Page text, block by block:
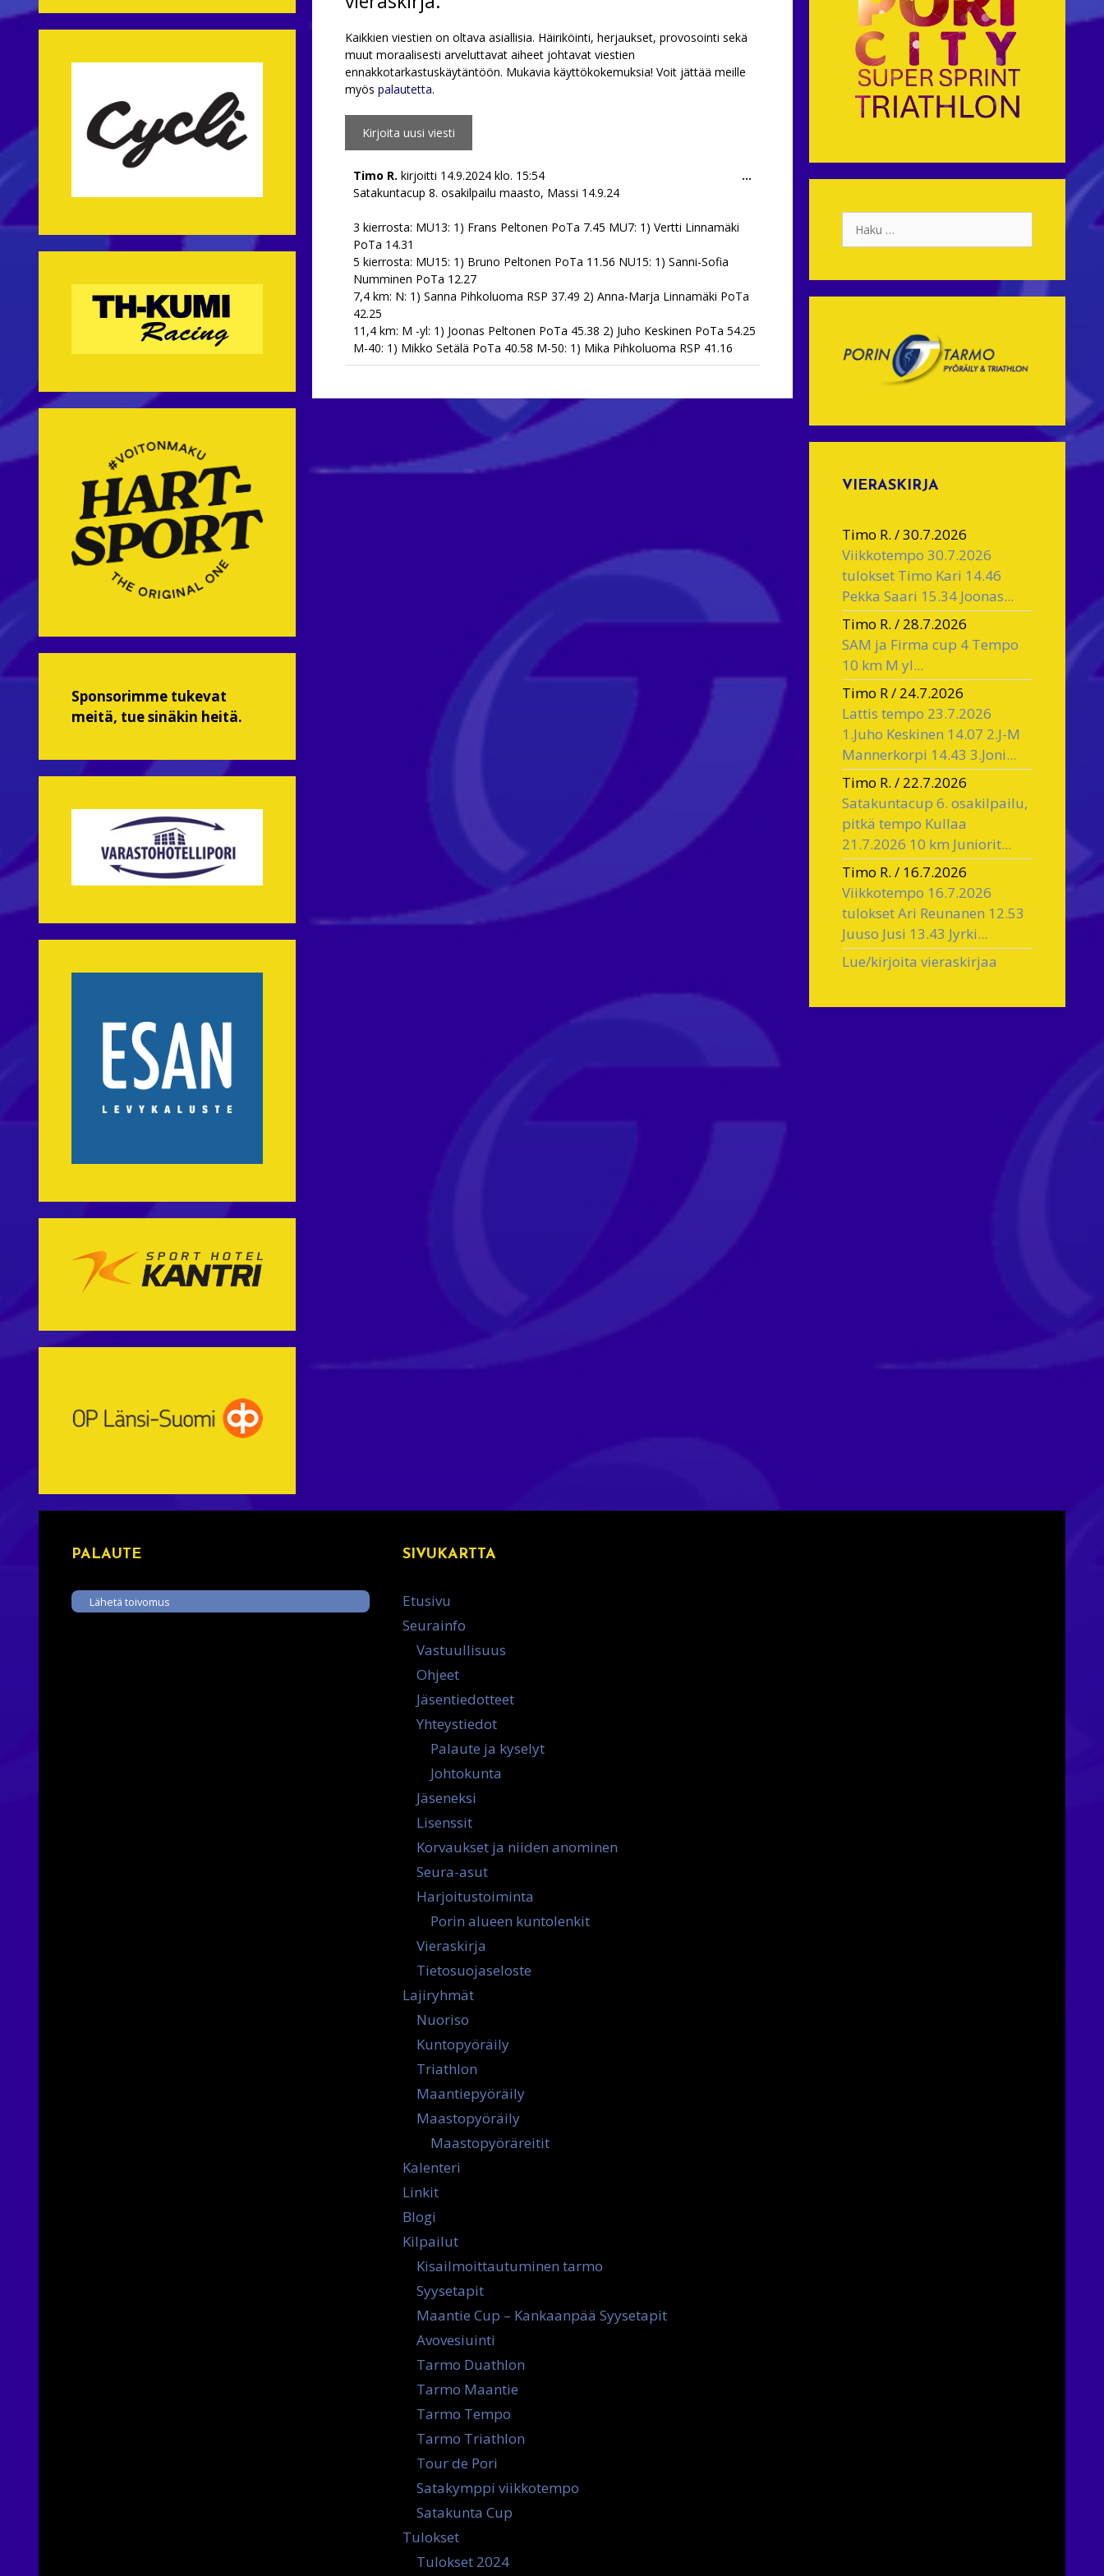
Kaikkien viestien on oltava asiallisia. Häiriköinti, herjaukset, provosointi sekä
muut moraalisesti arveluttavat aiheet johtavat viestien
ennakkotarkastuskäytäntöön. Mukavia käyttökokemuksia! Voit jättää meille
myös palautetta.
Timo R. kirjoitti 14.9.2024 klo. 15:54
Satakuntacup 8. osakilpailu maasto, Massi 14.9.24
3 kierrosta: MU13: 1) Frans Peltonen PoTa 7.45 MU7: 1) Vertti Linnamäki
PoTa 14.31
5 kierrosta: MU15: 1) Bruno Peltonen PoTa 11.56 NU15: 1) Sanni-Sofia
Numminen PoTa 12.27
7,4 km: N: 1) Sanna Pihkoluoma RSP 37.49 2) Anna-Marja Linnamäki PoTa
42.25
11,4 km: M -yl: 1) Joonas Peltonen PoTa 45.38 2) Juho Keskinen PoTa 54.25
M-40: 1) Mikko Setälä PoTa 40.58 M-50: 1) Mika Pihkoluoma RSP 41.16
...Toggle
Sponsorimme tukevat
meitä, tue sinäkin heitä.
Haku:
VIERASKIRJA
Timo R. /30.7.2026
Viikkotempo 30.7.2026
tulokset Timo Kari 14.46
Pekka Saari 15.34 Joonas...
Timo R. / 28.7.2026
SAM ja Firma cup 4 Tempo
10 km M yl...
Timo R/ 24.7.2026
Lattis tempo 23.7.2026
1.Juho Keskinen 14.07 2.J-M
Mannerkorpi 14.43 3.Joni...
Timo R. / 22.7.2026
Satakuntacup 6. osakilpailu,
pitkä tempo Kullaa
21.7.2026 10 km Juniorit...
Timo R. / 16.7.2026
Viikkotempo 16.7.2026
tulokset Ari Reunanen 12.53
Juuso Jusi 13.43 Jyrki...
Lue/kirjoita vieraskirjaa
PALAUTE
Lähetä toivomus
SIVUKARTTA
Etusivu
Seurainfo
Vastuullisuus
Ohjeet
Jäsentiedotteet
Yhteystiedot
Palaute ja kyselyt
Johtokunta
Jäseneksi
Lisenssit
Korvaukset ja niiden anominen
Seura-asut
Harjoitustoiminta
Porin alueen kuntolenkit
Vieraskirja
Tietosuojaseloste
Lajiryhmät
Nuoriso
Kuntopyöräily
Triathlon
Maantiepyöräily
Maastopyöräily
Maastopyöräreitit
Kalenteri
Linkit
Blogi
Kilpailut
Kisailmoittautuminen tarmo
Syysetapit
Maantie Cup – Kankaanpää Syysetapit
Avovesiuinti
Tarmo Duathlon
Tarmo Maantie
Tarmo Tempo
Tarmo Triathlon
Tour de Pori
Satakymppi viikkotempo
Satakunta Cup
Tulokset
Tulokset 2024